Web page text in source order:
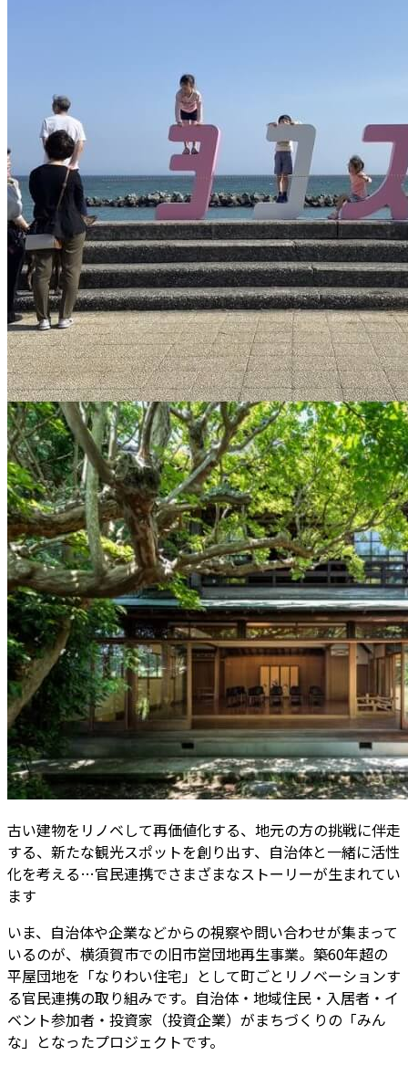
古い建物をリノベして再価値化する、地元の方の挑戦に伴走
する、新たな観光スポットを創り出す、自治体と一緒に活性
化を考える…官民連携でさまざまなストーリーが生まれてい
ます
いま、自治体や企業などからの視察や問い合わせが集まって
いるのが、横須賀市での旧市営団地再生事業。築60年超の
平屋団地を「なりわい住宅」として町ごとリノベーションす
る官民連携の取り組みです。自治体・地域住民・入居者・イ
ベント参加者・投資家（投資企業）がまちづくりの「みん
な」となったプロジェクトです。